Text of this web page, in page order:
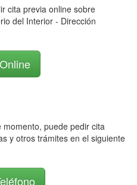
cita previa online sobre
del Interior - Dirección
puede pedir cita
y otros trámites en el siguiente